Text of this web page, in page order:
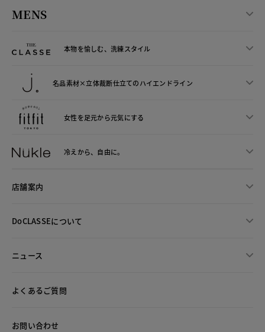
MENS
本物を愉しむ、洗練スタイル
名品素材×立体裁断仕立てのハイエンドライン
女性を足元から元気にする
冷えから、 自由に。
店舗案内
DoCLASSEについて
ニュース
よくあるご質問
お問い合わせ